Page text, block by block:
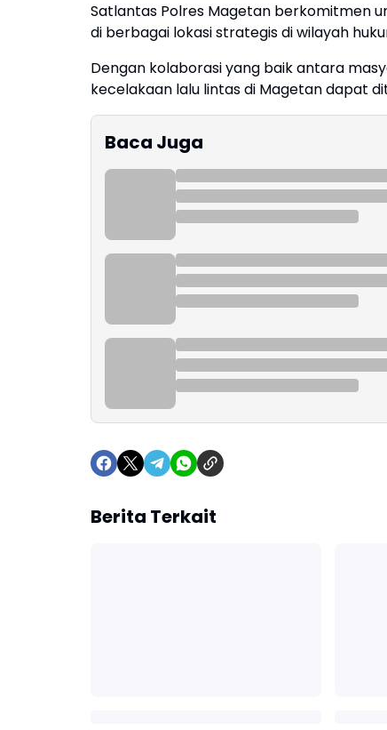
Satlantas Polres Magetan berkomitmen
di berbagai lokasi strategis di wilayah
Dengan kolaborasi yang baik antara
kecelakaan lalu lintas di Magetan dapat
Baca Juga
Berita Terkait